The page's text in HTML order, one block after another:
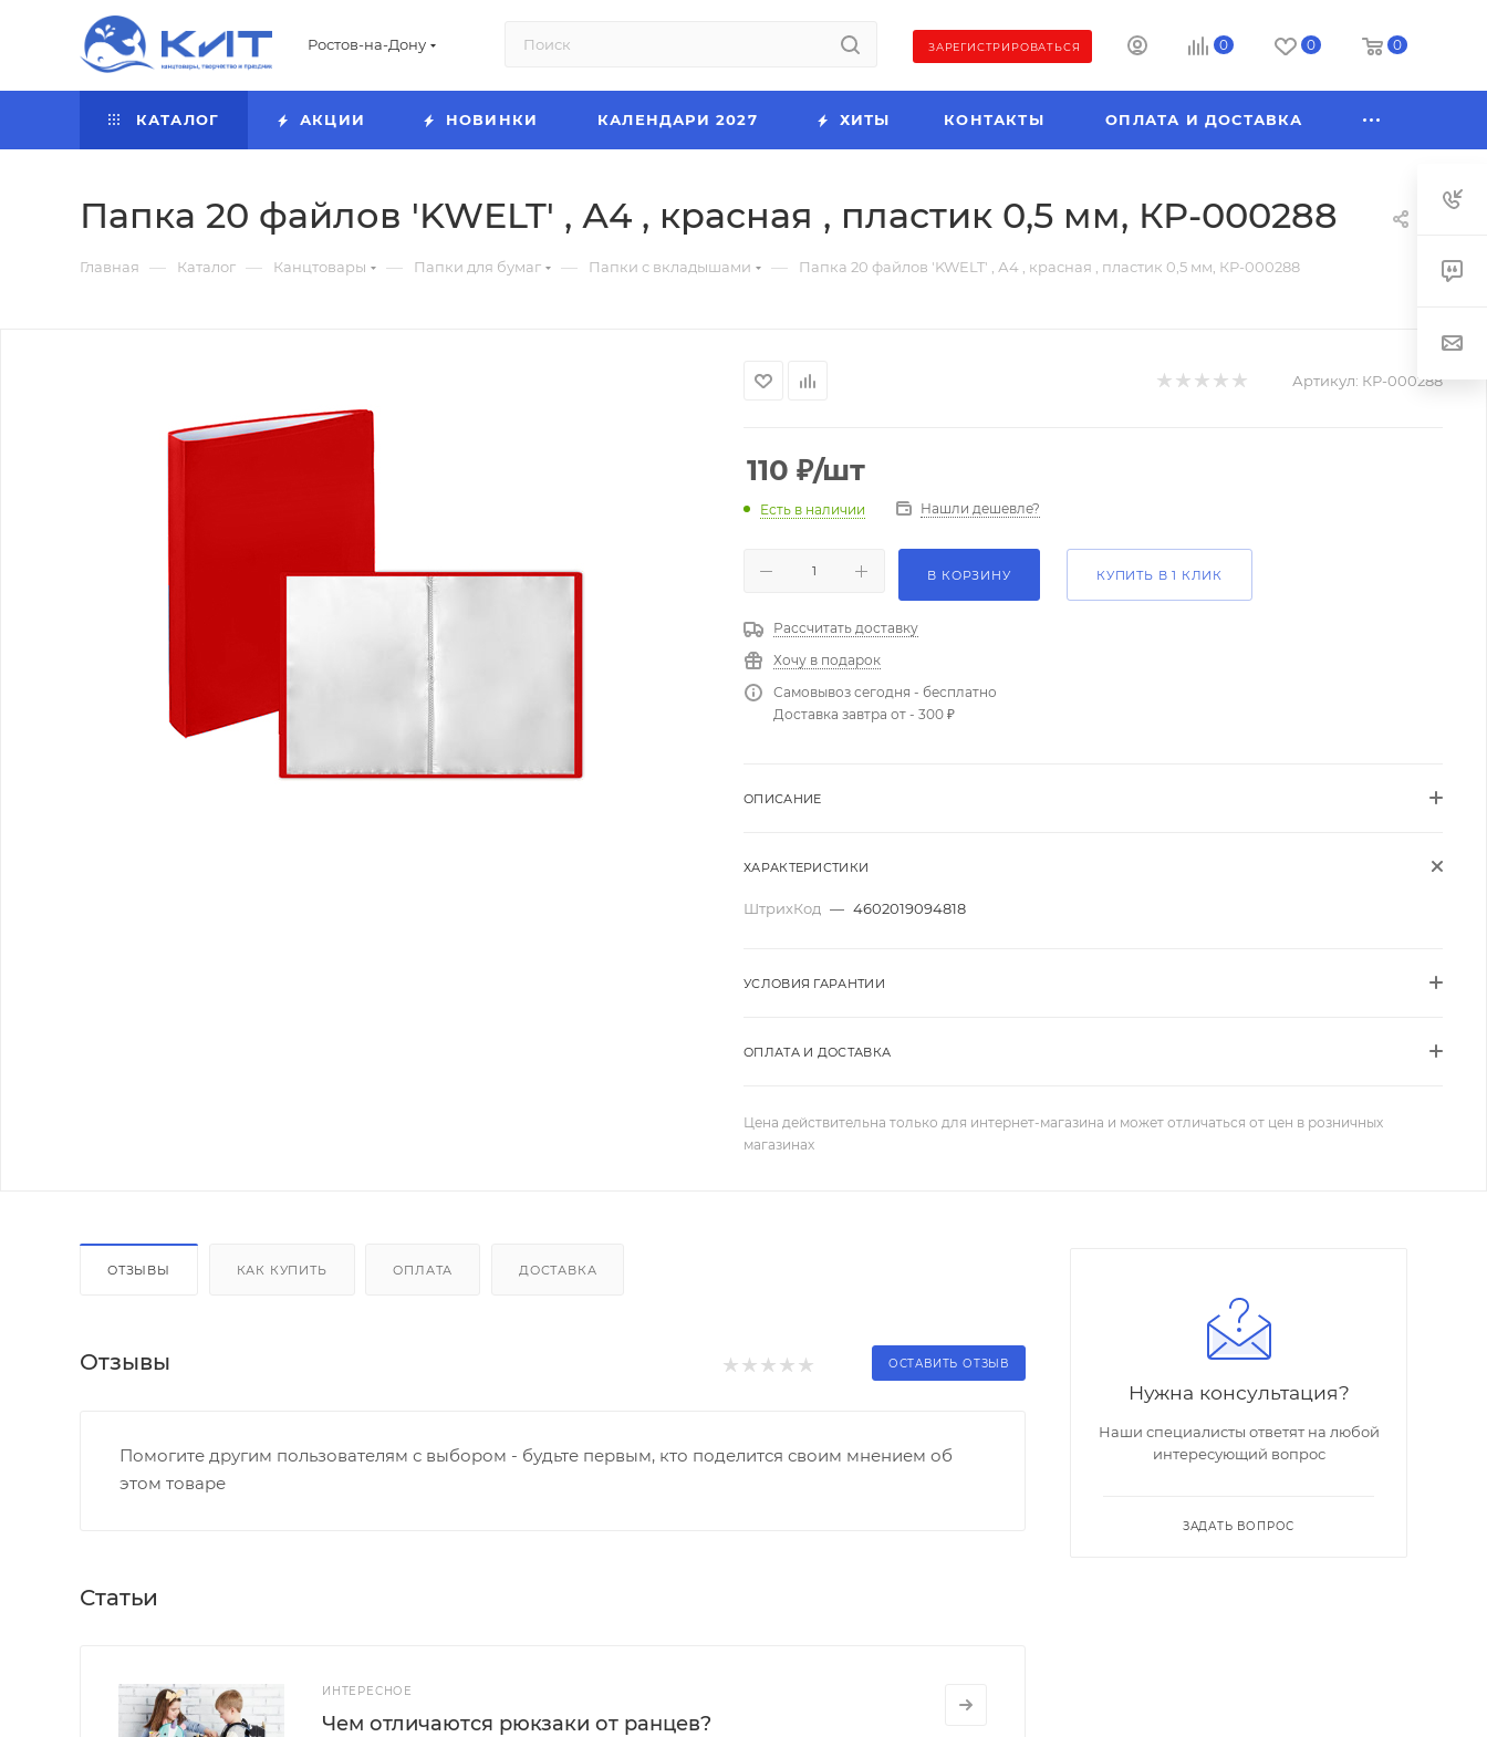
Ростов-на-Дону ЗАРЕГИСТРИРОВАТЬСЯ 0 0 0
КАТАЛОГ АКЦИИ НОВИНКИ КАЛЕНДАРИ 2027 ХИТЫ КОНТАКТЫ ОПЛАТА И ДОСТАВКА
Папка 20 файлов 'KWELT' , А4 , красная , пластик 0,5 мм, КР-000288
Главная — Каталог — Канцтовары — Папки для бумаг — Папки с вкладышами — Папка 20 файлов 'KWELT' , А4 , красная , пластик 0,5 мм, КР-000288
Артикул: КР-000288
110 ₽/шт
Есть в наличии Нашли дешевле?
В КОРЗИНУ КУПИТЬ В 1 КЛИК
Рассчитать доставку
Хочу в подарок
Самовывоз сегодня - бесплатно
Доставка завтра от - 300 ₽
ОПИСАНИЕ
ХАРАКТЕРИСТИКИ
ШтрихКод — 4602019094818
УСЛОВИЯ ГАРАНТИИ
ОПЛАТА И ДОСТАВКА
Цена действительна только для интернет-магазина и может отличаться от цен в розничных
магазинах
ОТЗЫВЫ КАК КУПИТЬ ОПЛАТА ДОСТАВКА
Отзывы ОСТАВИТЬ ОТЗЫВ
Помогите другим пользователям с выбором - будьте первым, кто поделится своим мнением об
этом товаре
Статьи
ИНТЕРЕСНОЕ
Чем отличаются рюкзаки от ранцев?
Нужна консультация?
Наши специалисты ответят на любой
интересующий вопрос
ЗАДАТЬ ВОПРОС